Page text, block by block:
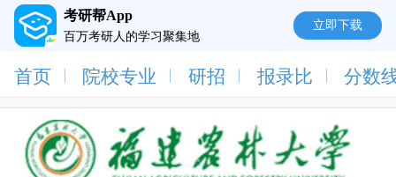
考研帮App
百万考研人的学习聚集地
立即下载
首页 院校专业 研招 报录比 分数